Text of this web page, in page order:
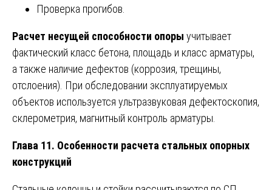
Проверка прогибов.
Расчет несущей способности опоры учитывает
фактический класс бетона, площадь и класс арматуры,
а также наличие дефектов (коррозия, трещины,
отслоения). При обследовании эксплуатируемых
объектов используется ультразвуковая дефектоскопия,
склерометрия, магнитный контроль арматуры.
Глава 11. Особенности расчета стальных опорных
конструкций